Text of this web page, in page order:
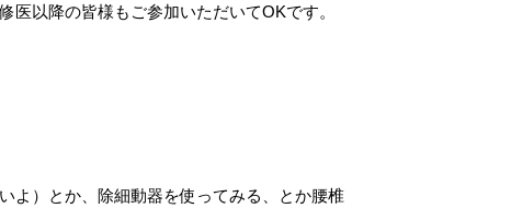
以降の皆様もご参加いただいてOKです。
よ）とか、除細動器を使ってみる、とか腰椎